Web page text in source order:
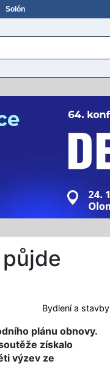
Solón
Bydlení a stavby
plánu obnovy.
získalo
výzev ze